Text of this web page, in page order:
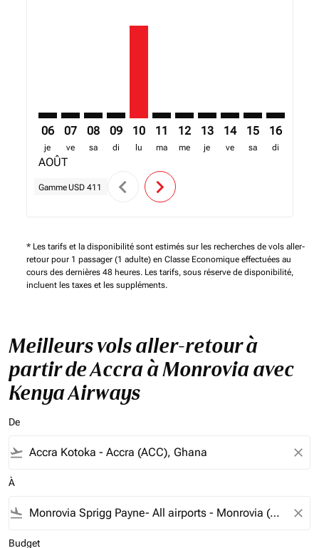
06
je
AOÛT
07
ve
08
sa
09
di
10
lu
11
ma
12
me
13
je
14
ve
15
sa
16
di
Gamme USD 411 chevron_left chevron_right
* Les tarifs et la disponibilité sont estimés sur les recherches de vols aller-
retour pour 1 passager (1 adulte) en Classe Economique effectuées au
cours des dernières 48 heures. Les tarifs, sous réserve de disponibilité,
incluent les taxes et les suppléments.
Meilleurs vols aller-retour à
partir de Accra à Monrovia avec
Kenya Airways
De
flight_takeoff close
À
flight_land close
Budget